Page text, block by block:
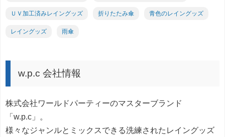
ＵＶ加工済みレイングッズ 折りたたみ傘 青色のレイングッズ
レイングッズ 雨傘
w.p.c 会社情報
株式会社ワールドパーティーのマスターブランド
「w.p.c」。
様々なジャンルとミックスできる洗練されたレイングッズ